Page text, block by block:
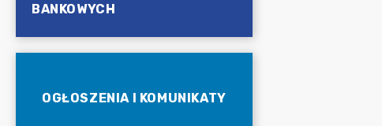
BANKOWYCH
OGŁOSZENIA I KOMUNIKATY